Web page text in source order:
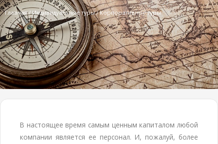
Главная/ Индивидуальные туры/Корпоративные туры
В настоящее время самым ценным капиталом любой
компании является ее персонал. И, пожалуй, более